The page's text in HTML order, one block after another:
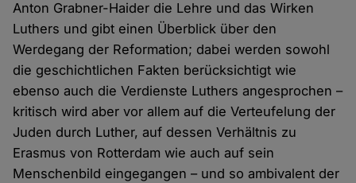
Anton Grabner-Haider die Lehre und das Wirken
Luthers und gibt einen Überblick über den
Werdegang der Reformation; dabei werden sowohl
die geschichtlichen Fakten berücksichtigt wie
ebenso auch die Verdienste Luthers angesprochen –
kritisch wird aber vor allem auf die Verteufelung der
Juden durch Luther, auf dessen Verhältnis zu
Erasmus von Rotterdam wie auch auf sein
Menschenbild eingegangen – und so ambivalent der